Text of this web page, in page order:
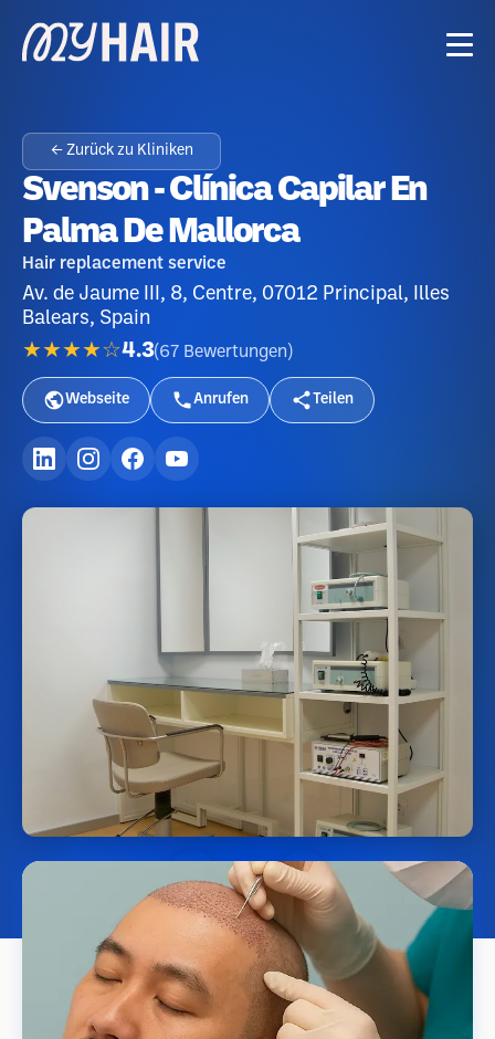
← Zurück zu Kliniken
Svenson - Clínica Capilar En
Palma De Mallorca
Hair replacement service
Av. de Jaume III, 8, Centre, 07012 Principal, Illes
Balears, Spain
★★★★☆4.3(67 Bewertungen )
Webseite Anrufen Teilen